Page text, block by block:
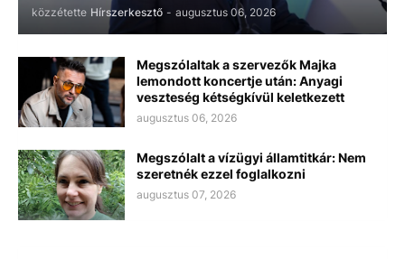
közzétette Hírszerkesztő - augusztus 06, 2026
Megszólaltak a szervezők Majka
lemondott koncertje után: Anyagi
veszteség kétségkívül keletkezett
augusztus 06, 2026
Megszólalt a vízügyi államtitkár: Nem
szeretnék ezzel foglalkozni
augusztus 07, 2026